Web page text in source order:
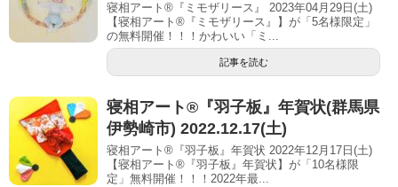
寝相アート®『ミモザリース』 2023年04月29日(土)
【寝相アート®︎『ミモザリース』】が「5名様限定」
の無料開催！！！かわいい「ミ...
記事を読む
寝相アート®︎『羽子板』年賀状(群馬県
伊勢崎市) 2022.12.17(土)
寝相アート®『羽子板』年賀状 2022年12月17日(土)
【寝相アート®︎『羽子板』年賀状】が「10名様限
定」無料開催！！！2022年最...